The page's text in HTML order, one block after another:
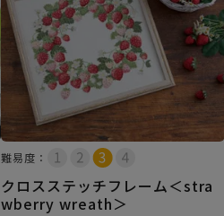
難易度：
クロスステッチフレーム＜stra
wberry wreath＞